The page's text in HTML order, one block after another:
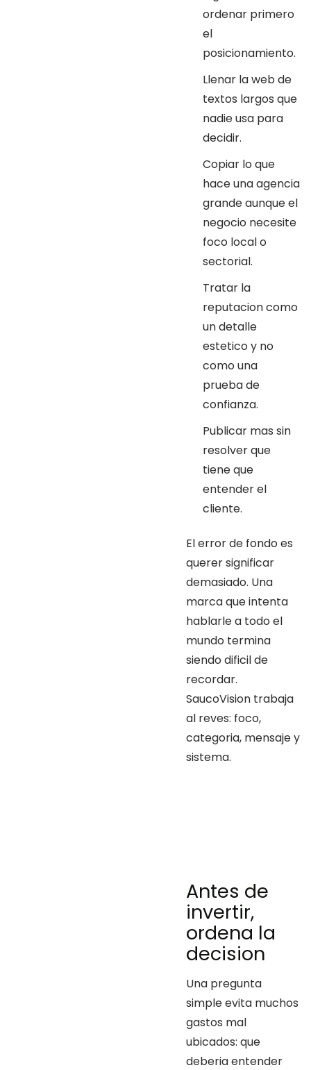
ordenar primero
el
posicionamiento.
Llenar la web de
textos largos que
nadie usa para
decidir.
Copiar lo que
hace una agencia
grande aunque el
negocio necesite
foco local o
sectorial.
Tratar la
reputacion como
un detalle
estetico y no
como una
prueba de
confianza.
Publicar mas sin
resolver que
tiene que
entender el
cliente.
El error de fondo es
querer significar
demasiado. Una
marca que intenta
hablarle a todo el
mundo termina
siendo dificil de
recordar.
SaucoVision trabaja
al reves: foco,
categoria, mensaje y
sistema.
Antes de
invertir,
ordena la
decision
Una pregunta
simple evita muchos
gastos mal
ubicados: que
deberia entender